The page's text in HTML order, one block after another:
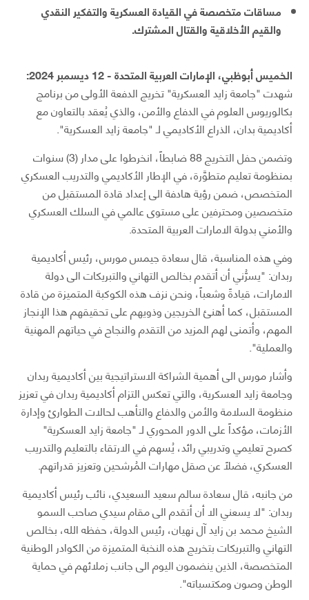
مساقات متخصصة في القيادة العسكرية والتفكير النقدي
والقيم الأخلاقية والقتال المشترك.
الخميس أبوظبي، الإمارات العربية المتحدة - 12 ديسمبر 2024:
شهدت "جامعة زايد العسكرية" تخريج الدفعة الأولى من برنامج
بكالوريوس العلوم في الدفاع والأمن، والذي يُعقد بالتعاون مع
أكاديمية بدان، الذراع الأكاديمي لـ "جامعة زايد العسكرية".
وتضمن حفل التخريج 88 ضابطاً، انخرطوا على مدار (3) سنوات
بمنظومة تعليم متطوَّرة، في الإطار الأكاديمي والتدريب العسكري
المتخصص، ضمن رؤية هادفة الى إعداد قادة المستقبل من
متخصصين ومحترفين على مستوى عالمي في السلك العسكري
والأمني بدولة الامارات العربية المتحدة.
وفي هذه المناسبة، قال سعادة جيمس مورس، رئيس أكاديمية
ربدان: "يسرُّني أن أتقدم بخالص التهاني والتبريكات الى دولة
الامارات، قيادةً وشعباً، ونحن نزف هذه الكوكبة المتميزة من قادة
المستقبل، كما أهنئ الخريجين وذويهم على تحقيقهم هذا الإنجاز
المهم، وأتمنى لهم المزيد من التقدم والنجاح في حياتهم المهنية
والعملية".
وأشار مورس الى أهمية الشراكة الاستراتيجية بين أكاديمية ربدان
وجامعة زايد العسكرية، والتي تعكس التزام أكاديمية ربدان في تعزيز
منظومة السلامة والأمن والدفاع والتأهب لحالات الطوارئ وإدارة
الأزمات، مؤكداً على الدور المحوري لـ "جامعة زايد العسكرية"
كصرح تعليمي وتدريبي رائد، يُسهم في الارتقاء بالتعليم والتدريب
العسكري، فضلاً عن صقل مهارات المُرشحين وتعزيز قدراتهم.
من جانبه، قال سعادة سالم سعيد السعيدي، نائب رئيس أكاديمية
ربدان: "لا يسعني الا أن أتقدم الى مقام سيدي صاحب السمو
الشيخ محمد بن زايد آل نهيان، رئيس الدولة، حفظه الله، بخالص
التهاني والتبريكات بتخريج هذه النخبة المتميزة من الكوادر الوطنية
المتخصصة، الذين ينضمون اليوم الى جانب زملائهم في حماية
الوطن وصون ومكتسباته".